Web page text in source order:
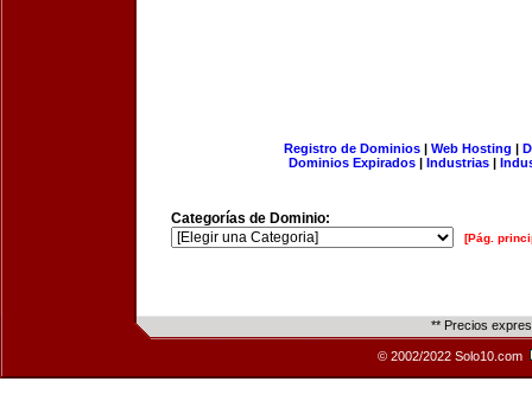
Registro de Dominios| Web Hosting |
Dominios Expirados | Industrias |
Categorías de Dominio:
[Pág.
** Precios
© 2002/2022 Solo10.com